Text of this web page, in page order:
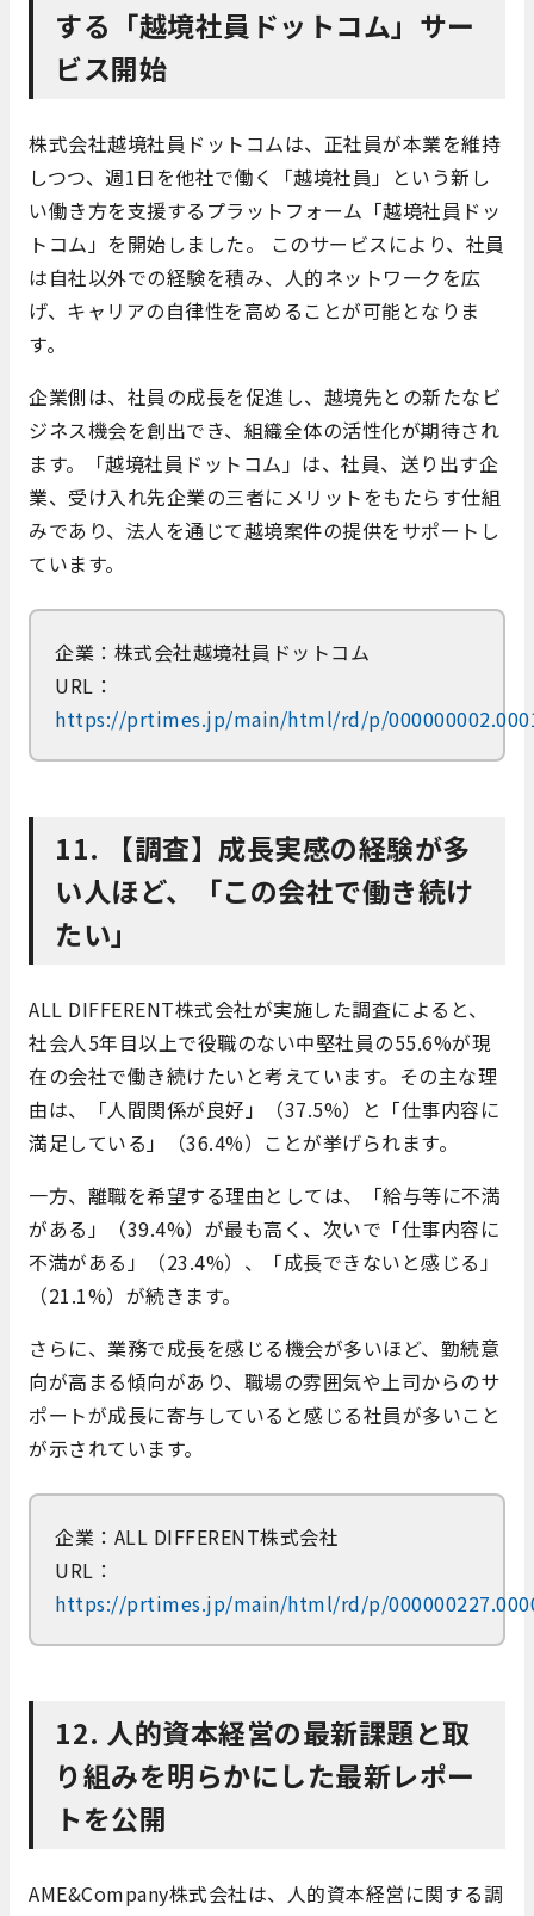
する「越境社員ドットコム」サー
ビス開始
株式会社越境社員ドットコムは、正社員が本業を維持
しつつ、週1日を他社で働く「越境社員」という新し
い働き方を支援するプラットフォーム「越境社員ドッ
トコム」を開始しました。 このサービスにより、社員
は自社以外での経験を積み、人的ネットワークを広
げ、キャリアの自律性を高めることが可能となりま
す。
​企業側は、社員の成長を促進し、越境先との新たなビ
ジネス機会を創出でき、組織全体の活性化が期待され
ます。​「越境社員ドットコム」は、社員、送り出す企
業、受け入れ先企業の三者にメリットをもたらす仕組
みであり、法人を通じて越境案件の提供をサポートし
ています。​
企業：株式会社越境社員ドットコム
URL：
https://prtimes.jp/main/html/rd/p/
11. 【調査】成長実感の経験が多
い人ほど、「この会社で働き続け
たい」
​ALL DIFFERENT株式会社が実施した調査によると、
社会人5年目以上で役職のない中堅社員の55.6%が現
在の会社で働き続けたいと考えています。​その主な理
由は、「人間関係が良好」（37.5%）と「仕事内容に
満足している」（36.4%）ことが挙げられます。
​一方、離職を希望する理由としては、「給与等に不満
がある」（39.4%）が最も高く、次いで「仕事内容に
不満がある」（23.4%）、「成長できないと感じる」
（21.1%）が続きます。​
さらに、業務で成長を感じる機会が多いほど、勤続意
向が高まる傾向があり、職場の雰囲気や上司からのサ
ポートが成長に寄与していると感じる社員が多いこと
が示されています。
企業：ALL DIFFERENT株式会社
URL：
https://prtimes.jp/main/html/rd/p/
12. 人的資本経営の最新課題と取
り組みを明らかにした最新レポー
トを公開
​AME&Company株式会社は、人的資本経営に関する調